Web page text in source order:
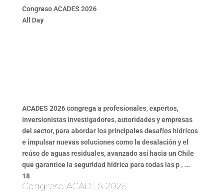
Congreso ACADES 2026
All Day
ACADES 2026 congrega a profesionales, expertos,
inversionistas investigadores, autoridades y empresas
del sector, para abordar los principales desafíos hídricos
e impulsar nuevas soluciones como la desalación y el
reúso de aguas residuales, avanzado así hacia un Chile
que garantice la seguridad hídrica para todas las p , ...
18
Congreso ACADES 2026